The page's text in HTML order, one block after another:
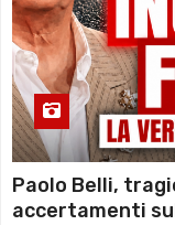
Paolo Belli,
accertamenti